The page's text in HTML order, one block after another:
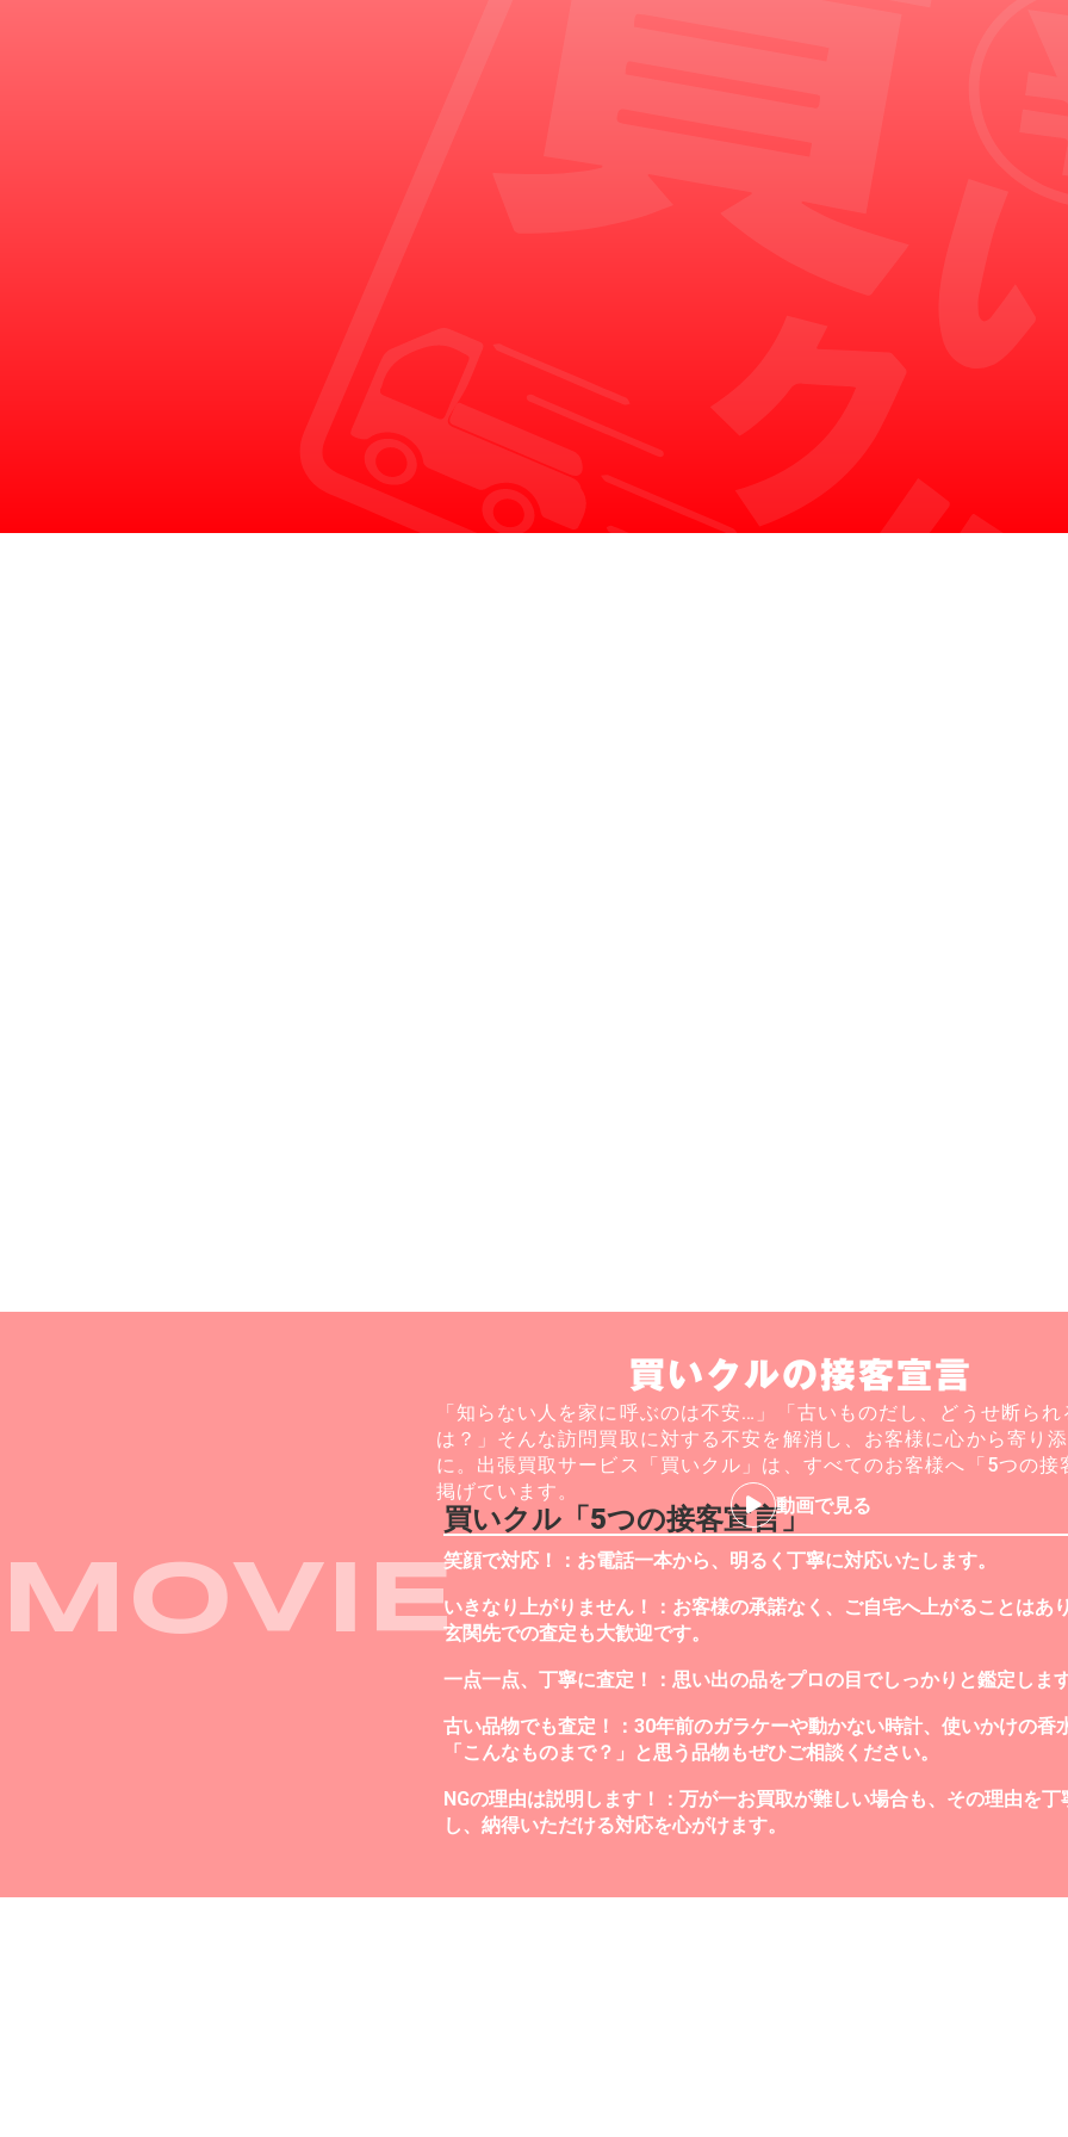
買いクルの接客宣言
「知らない人を家に呼ぶのは不安…」「古いものだし、どうせ断られ
は？」そんな訪問買取に対する不安を解消し、お客様に心から寄り
に。出張買取サービス「買いクル」は、すべてのお客様へ「5つの接
掲げています。
動画で見る
買いクル「5つの接客宣言」
笑顔で対応！：お電話一本から、明るく丁寧に対応いたします。
いきなり上がりません！：お客様の承諾なく、ご自宅へ上がることはあ
玄関先での査定も大歓迎です。
一点一点、丁寧に査定！：思い出の品をプロの目でしっかりと鑑定します
古い品物でも査定！：30年前のガラケーや動かない時計、使いかけの香
「こんなものまで？」と思う品物もぜひご相談ください。
NGの理由は説明します！：万が一お買取が難しい場合も、その理由を丁
し、納得いただける対応を心がけます。
MOVIE